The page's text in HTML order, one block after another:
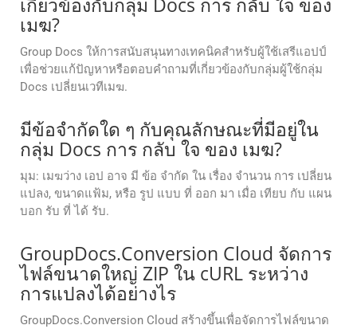
เมฆ?
Group Docs ให้การสนับสนุนทางเทคนิคสําหรับผู้ใช้เสรีแอปป์
เพื่อช่วยแก้ปัญหาหรือตอบคําถามที่เกี่ยวข้องกับกลุ่มผู้ใช้กลุ่ม
Docs เปลี่ยนเวทีเมฆ.
มีข้อจํากัดใด ๆ กับคุณลักษณะที่มีอยู่ใน
กลุ่ม Docs การ กลับ ใจ ของ เมฆ?
มุม: เมฆว่าง เอป อาจ มี ข้อ จํากัด ใน เรื่อง จํานวน การ เปลี่ยน
แปลง, ขนาดแฟ้ม, หรือ รูป แบบ ที่ ออก มา เมื่อ เทียบ กับ แผน
บอก รับ ที่ ได้ รับ.
GroupDocs.Conversion Cloud จัดการ
ไฟล์ขนาดใหญ่ ZIP ใน cURL ระหว่าง
การแปลงได้อย่างไร
GroupDocs.Conversion Cloud สร้างขึ้นเพื่อจัดการไฟล์ขนาด